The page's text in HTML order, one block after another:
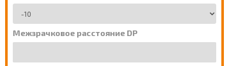
Межзрачковое расстояние DP